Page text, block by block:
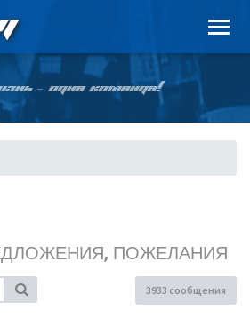
– ОДНА КОМАНДА!
ПОЖЕЛАНИЯ
3933 сообщения